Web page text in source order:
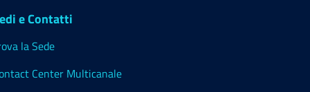
e Contatti
la Sede
Center Multicanale